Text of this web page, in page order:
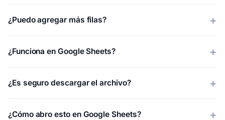
¿Puedo agregar más filas?
¿Funciona en Google Sheets?
¿Es seguro descargar el archivo?
¿Cómo abro esto en Google Sheets?